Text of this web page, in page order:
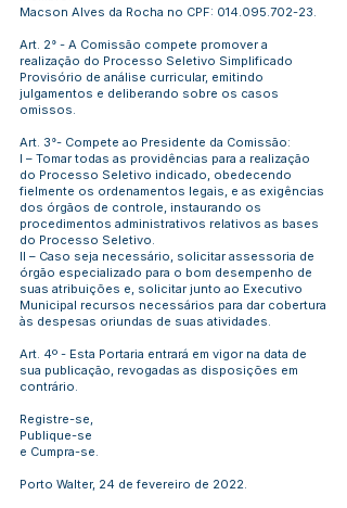
Macson Alves da Rocha no CPF: 014.095.702-23.
Art. 2° - A Comissão compete promover a
realização do Processo Seletivo Simplificado
Provisório de análise curricular, emitindo
julgamentos e deliberando sobre os casos
omissos.
Art. 3°- Compete ao Presidente da Comissão:
I – Tomar todas as providências para a realização
do Processo Seletivo indicado, obedecendo
fielmente os ordenamentos legais, e as exigências
dos órgãos de controle, instaurando os
procedimentos administrativos relativos as bases
do Processo Seletivo.
II – Caso seja necessário, solicitar assessoria de
órgão especializado para o bom desempenho de
suas atribuições e, solicitar junto ao Executivo
Municipal recursos necessários para dar cobertura
às despesas oriundas de suas atividades.
Art. 4º - Esta Portaria entrará em vigor na data de
sua publicação, revogadas as disposições em
contrário.
Registre-se,
Publique-se
e Cumpra-se.
Porto Walter, 24 de fevereiro de 2022.